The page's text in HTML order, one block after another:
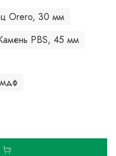
Orero, 30 мм
PBS, 45 мм
мдф